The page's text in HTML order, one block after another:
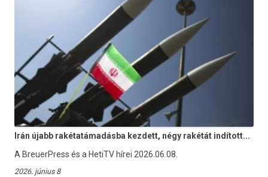
Irán újabb rakétatámadásba kezdett, négy rakétát indított...
A BreuerPress és a HetiTV hírei 2026.06.08.
2026. június 8